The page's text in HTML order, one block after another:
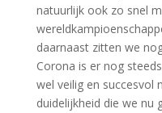
natuurlijk ook zo snel
daarnaast zitten we
Corona is er nog
wel veilig en succesvol
duidelijkheid die we nu